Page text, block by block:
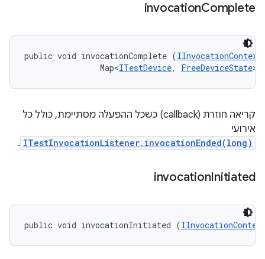
invocationComplete
public void invocationComplete (IInvocationContext
                Map<
ITestDevice, FreeDeviceState>
קריאה חוזרת (callback) כשכל ההפעלה מסתיימת, כולל כל
אירועי
ITestInvocationListener.invocationEnded(long)
.
invocationInitiated
public void invocationInitiated (